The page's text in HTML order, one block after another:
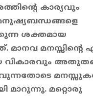
കാര്യവും
മനുഷ്യബന്ധങ്ങളെ
ശക്തമായ
മാനവ മനസ്സിന്റെ
വികാരവും
മാറുന്നു. മറ്റൊരു